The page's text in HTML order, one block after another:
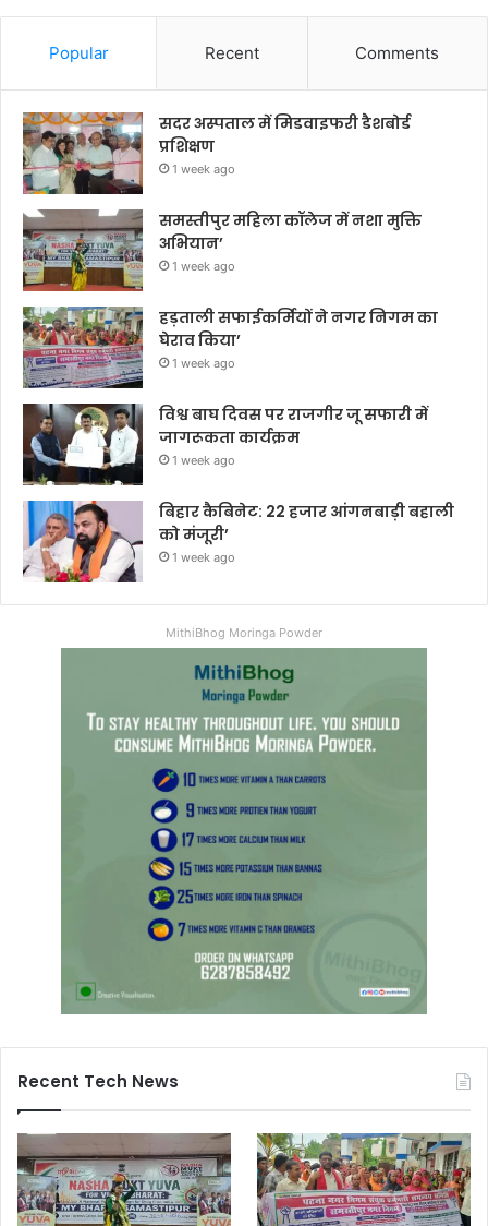
Popular Recent Comments
सदर अस्पताल में मिडवाइफरी डैशबोर्ड
प्रशिक्षण
1 week ago
समस्तीपुर महिला कॉलेज में नशा मुक्ति
अभियान’
1 week ago
हड़ताली सफाईकर्मियों ने नगर निगम का
घेराव किया’
1 week ago
विश्व बाघ दिवस पर राजगीर जू सफारी में
जागरूकता कार्यक्रम
1 week ago
बिहार कैबिनेट: 22 हजार आंगनबाड़ी बहाली
को मंजूरी’
1 week ago
MithiBhog Moringa Powder
Recent Tech News